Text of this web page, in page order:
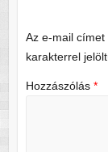
Az e-mail címet
karakterrel
Hozzászólás *